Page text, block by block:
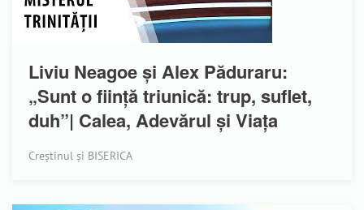
Liviu Neagoe și Alex Păduraru:
„Sunt o ființă triunică: trup, suflet,
duh”| Calea, Adevărul și Viața
Creștinul și BISERICA